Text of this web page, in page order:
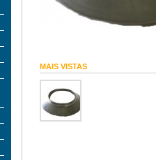
MAIS VISTAS